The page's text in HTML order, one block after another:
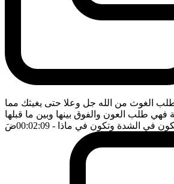
الغوث من الله جل وعلا حتى يغيثك مما
فهي طلب العون والفوق بينها وبين ما قبلها
تكون في الشدة وتكون في ماذا - 00:02:09 ضَ